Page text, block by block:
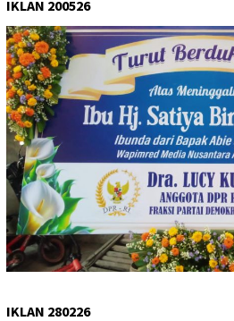
IKLAN 200526
IKLAN 280226